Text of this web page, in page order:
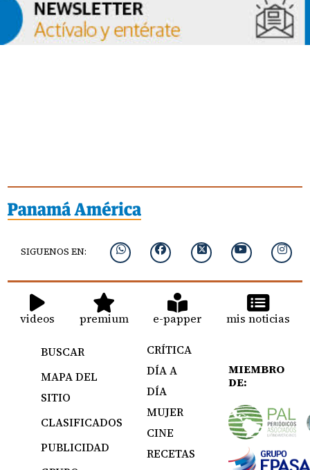
SIGUENOS EN:
videos premium e-papper mis noticias
BUSCAR
MAPA DEL
SITIO
CLASIFICADOS
PUBLICIDAD
CRÍTICA
DÍA A
DÍA
MUJER
CINE
RECETAS
MIEMBRO
DE: